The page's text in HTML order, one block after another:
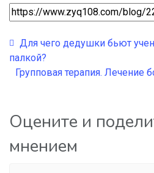
Для чего дeдушки бьют
палкой?
Групповая терапия. Лечение
Оцените и
мнением